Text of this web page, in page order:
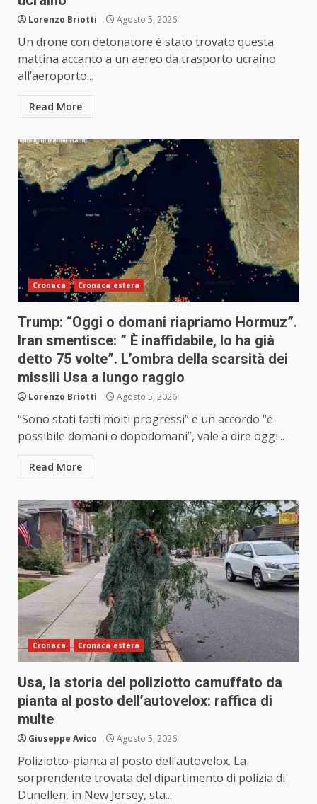
Lorenzo Briotti Agosto 5, 2026
Un drone con detonatore è stato trovato questa
mattina accanto a un aereo da trasporto ucraino
all’aeroporto...
Read More
Cronaca Cronaca estera
Trump: “Oggi o domani riapriamo Hormuz”.
Iran smentisce: ” È inaffidabile, lo ha già
detto 75 volte”. L’ombra della scarsità dei
missili Usa a lungo raggio
Lorenzo Briotti Agosto 5, 2026
“Sono stati fatti molti progressi” e un accordo “è
possibile domani o dopodomani”, vale a dire oggi...
Read More
Cronaca Cronaca estera
Usa, la storia del poliziotto camuffato da
pianta al posto dell’autovelox: raffica di
multe
Giuseppe Avico Agosto 5, 2026
Poliziotto-pianta al posto dell’autovelox. La
sorprendente trovata del dipartimento di polizia di
Dunellen, in New Jersey, sta...